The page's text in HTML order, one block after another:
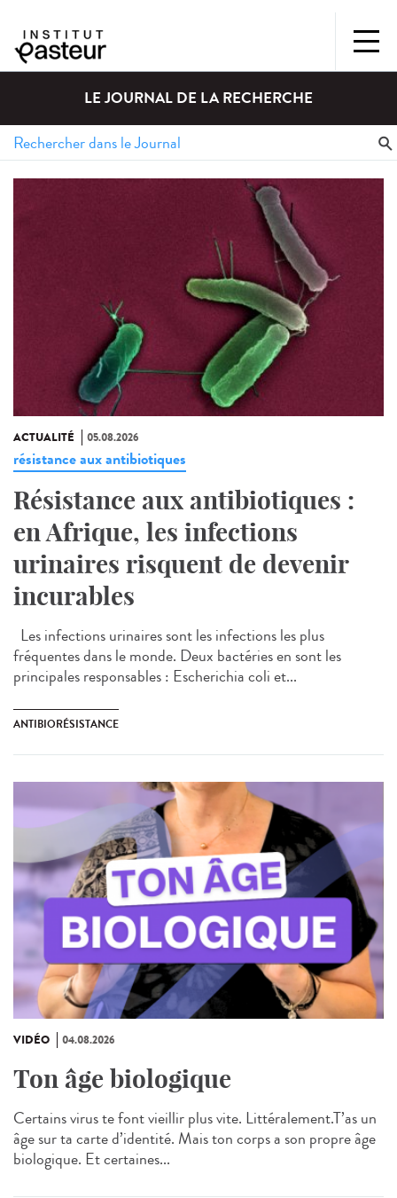
LE JOURNAL DE LA RECHERCHE
ACTUALITÉ 05.08.2026
résistance aux antibiotiques
Résistance aux antibiotiques :
en Afrique, les infections
urinaires risquent de devenir
incurables
Les infections urinaires sont les infections les plus
fréquentes dans le monde. Deux bactéries en sont les
principales responsables : Escherichia coli et...
ANTIBIORÉSISTANCE
VIDÉO 04.08.2026
Ton âge biologique
Certains virus te font vieillir plus vite. Littéralement.T’as un
âge sur ta carte d’identité. Mais ton corps a son propre âge
biologique. Et certaines...